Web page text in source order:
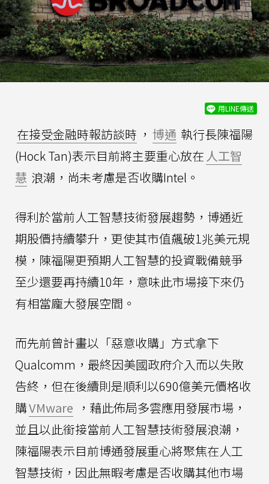
用LINE傳送
在接受金融時報訪談時 ， 博通 執行長陳福陽
(Hock Tan)表示目前將主要重心放在 人工智
慧 浪潮，尚未考慮是否收購Intel。
得利於當前人工智慧技術發展趨勢，博通近
期股價持續攀升，更使其市值飆破1兆美元規
模，陳福陽更預期人工智慧的投資戰備競爭
至少還要再持續10年，意味此市場接下來仍
有相當龐大發展空間。
而先前曾計畫以「惡意收購」方式拿下
Qualcomm，最終因美國政府介入而以失敗
告終，但在後續則是順利以690億美元價格收
購VMware ，藉此佈局多雲應用發展市場，
並且以此銜接當前人工智慧技術發展浪潮，
陳福陽表示目前博通發展重心將聚焦在人工
智慧技術，因此無暇考慮是否收購其他市場